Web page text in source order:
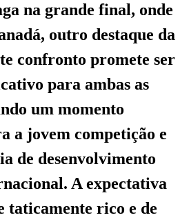
na grande final, onde
outro destaque da
confronto promete ser
para ambas as
um momento
a jovem competição e
de desenvolvimento
A expectativa
taticamente rico e de